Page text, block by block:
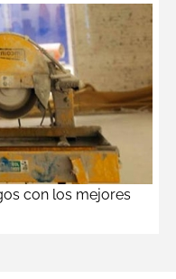
con los mejores